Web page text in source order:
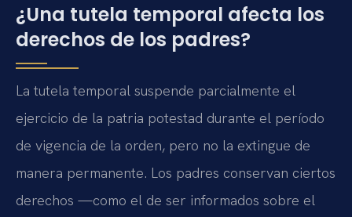
¿Una tutela temporal afecta los
derechos de los padres?
La tutela temporal suspende parcialmente el
ejercicio de la patria potestad durante el período
de vigencia de la orden, pero no la extingue de
manera permanente. Los padres conservan ciertos
derechos —como el de ser informados sobre el